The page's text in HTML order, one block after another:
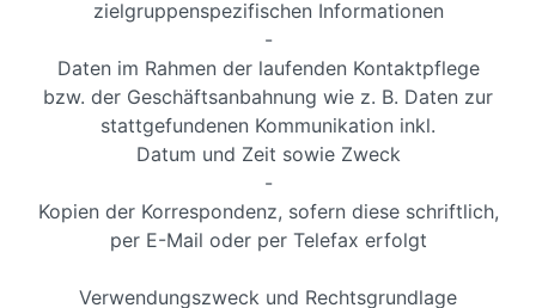
zielgruppenspezifischen Informationen
-
Daten im Rahmen der laufenden Kontaktpflege
bzw. der Geschäftsanbahnung wie z. B. Daten zur
stattgefundenen Kommunikation inkl.
Datum und Zeit sowie Zweck
-
Kopien der Korrespondenz, sofern diese schriftlich,
per E-Mail oder per Telefax erfolgt
Verwendungszweck und Rechtsgrundlage